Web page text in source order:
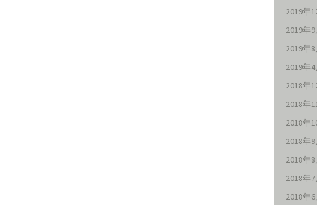
2019年
2019年9
2019年8
2019年4
2018年
2018年
2018年
2018年9
2018年8
2018年7
2018年6